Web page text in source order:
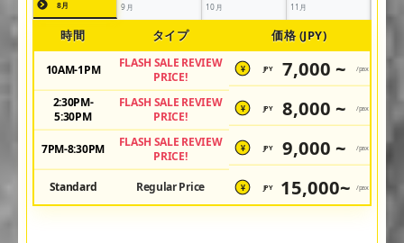
8月 9月 10月 11月
時間 タイプ 価格 (JPY)
10AM-1PM
FLASH SALE REVIEW
PRICE!
¥ JPY 7,000 ~ /pax
2:30PM-
5:30PM
FLASH SALE REVIEW
PRICE!
¥ JPY 8,000 ~ /pax
7PM-8:30PM
FLASH SALE REVIEW
PRICE!
¥ JPY 9,000 ~ /pax
Standard Regular Price ¥ JPY 15,000~ /pax